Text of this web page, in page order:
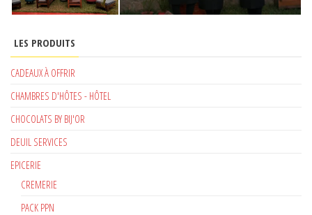
LES PRODUITS
CADEAUX À OFFRIR
CHAMBRES D'HÔTES - HÔTEL
CHOCOLATS BY BIJ'OR
DEUIL SERVICES
EPICERIE
CREMERIE
PACK PPN